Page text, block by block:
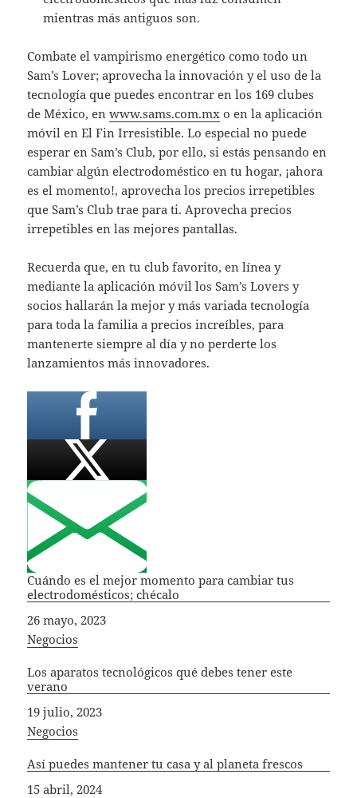
mientras más antiguos son.
Combate el vampirismo energético como todo un
Sam’s Lover; aprovecha la innovación y el uso de la
tecnología que puedes encontrar en los 169 clubes
de México, enwww.sams.com.mx o en la aplicación
móvil en El Fin Irresistible. Lo especial no puede
esperar en Sam’s Club, por ello, si estás pensando en
cambiar algún electrodoméstico en tu hogar, ¡ahora
es el momento!, aprovecha los precios irrepetibles
que Sam’s Club trae para ti. Aprovecha precios
irrepetibles en las mejores pantallas.
Recuerda que, en tu club favorito, en línea y
mediante la aplicación móvil los Sam’s Lovers y
socios hallarán la mejor y más variada tecnología
para toda la familia a precios increíbles, para
mantenerte siempre al día y no perderte los
lanzamientos más innovadores.
Cuándo es el mejor momento para cambiar tus
electrodomésticos; chécalo
Fecha
26 mayo, 2023
In relation to
Negocios
Los aparatos tecnológicos qué debes tener este
verano
Fecha
19 julio, 2023
In relation to
Negocios
Así puedes mantener tu casa y al planeta frescos
Fecha
15 abril, 2024